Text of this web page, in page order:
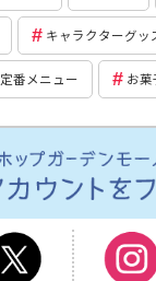
キャラクターグッ
定番メニュー お